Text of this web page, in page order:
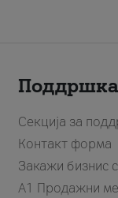
Поддршка
Секција за
Контакт форма
Закажи бизнис
A1 Продажни